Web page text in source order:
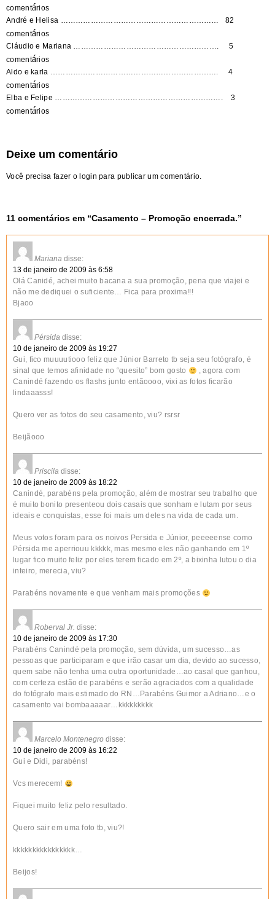
comentários
André e Helisa ……………………………………………………… 82
comentários
Cláudio e Mariana …………………………………………………. 5
comentários
Aldo e karla …………………………………………………………. 4
comentários
Elba e Felipe …………………………………………………………. 3
comentários
Deixe um comentário
Você precisa fazer o login para publicar um comentário.
11 comentários em “Casamento – Promoção encerrada.”
Mariana disse:
13 de janeiro de 2009 às 6:58
Olá Canidé, achei muito bacana a sua promoção, pena que viajei e
não me dediquei o suficiente… Fica para proxima!!!
Bjaoo
Pérsida disse:
10 de janeiro de 2009 às 19:27
Gui, fico muuuutiooo feliz que Júnior Barreto tb seja seu fotógrafo, é
sinal que temos afinidade no “quesito” bom gosto
, agora com
Canindé fazendo os flashs junto entãoooo, vixi as fotos ficarão
lindaaasss!
Quero ver as fotos do seu casamento, viu? rsrsr
Beijãooo
Priscila disse:
10 de janeiro de 2009 às 18:22
Canindé, parabéns pela promoção, além de mostrar seu trabalho que
é muito bonito presenteou dois casais que sonham e lutam por seus
ideais e conquistas, esse foi mais um deles na vida de cada um.
Meus votos foram para os noivos Persida e Júnior, peeeeense como
Pérsida me aperriouu kkkkk, mas mesmo eles não ganhando em 1º
lugar fico muito feliz por eles terem ficado em 2º, a bixinha lutou o dia
inteiro, merecia, viu?
Parabéns novamente e que venham mais promoções
Roberval Jr. disse:
10 de janeiro de 2009 às 17:30
Parabéns Canindé pela promoção, sem dúvida, um sucesso…as
pessoas que participaram e que irão casar um dia, devido ao sucesso,
quem sabe não tenha uma outra oportunidade…ao casal que ganhou,
com certeza estão de parabéns e serão agraciados com a qualidade
do fotógrafo mais estimado do RN…Parabéns Guimor a Adriano…e o
casamento vai bombaaaaar…kkkkkkkkk
Marcelo Montenegro disse:
10 de janeiro de 2009 às 16:22
Gui e Didi, parabéns!
Vcs merecem!
Fiquei muito feliz pelo resultado.
Quero sair em uma foto tb, viu?!
kkkkkkkkkkkkkkkk…
Beijos!